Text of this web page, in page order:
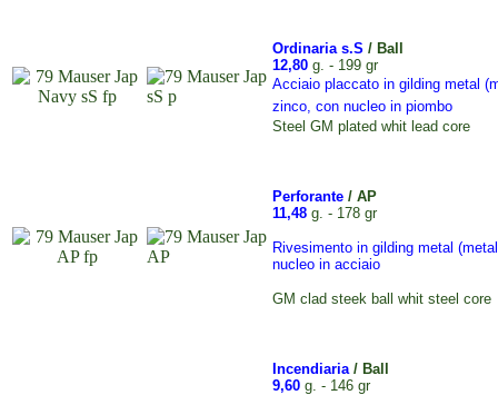
Ordinaria s.S / Ball
12,80 g. - 199 gr
Acciaio placcato in gilding metal
zinco, con nucleo in piombo
Steel GM plated whit lead core
Perforante / AP
11,48 g. - 178 gr
Rivesimento in gilding metal
nucleo in acciaio
GM clad steek ball whit steel core
Incendiaria / Ball
9,60 g. - 146 gr